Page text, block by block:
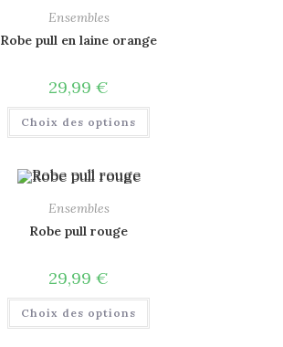
Ensembles
Robe pull en laine orange
29,99 €
Choix des options
Ensembles
Robe pull rouge
29,99 €
Choix des options